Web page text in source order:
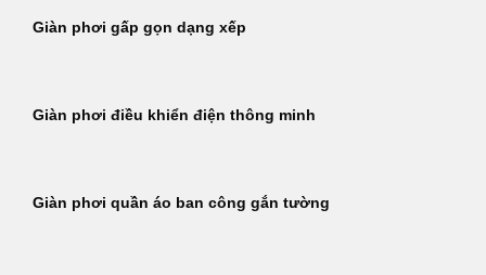
Giàn phơi gấp gọn dạng xếp
Giàn phơi điều khiển điện thông minh
Giàn phơi quần áo ban công gắn tường